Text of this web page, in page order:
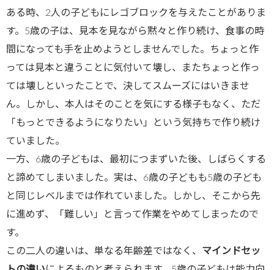
ある時、2人の子どもにレゴブロックを与えたことがありま
す。5歳の子は、見本を見ながら黙々と作り続け、食事の時
間になっても手を止めようとしませんでした。ちょっと作
っては見本と違うことに気付いて壊し、またちょっと作っ
ては壊しといったことで、決してスムーズにはいきませ
ん。しかし、本人はそのことを気にする様子もなく、ただ
「もっとできるようになりたい」という気持ちで作り続け
ていました。
一方、6歳の子どもは、最初につまずいた後、しばらくする
と諦めてしまいました。実は、6歳の子どもも5歳の子ども
と同じレベルまでは作れていました。しかし、そこから先
に進めず、「難しい」と言って作業をやめてしまったので
す。
この二人の違いは、単なる年齢差ではなく、 マインドセッ